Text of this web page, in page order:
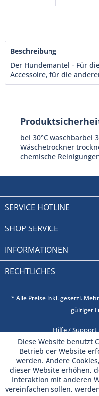
Beschreibung
Der Hundemantel - Für
Accessoire, für die
bei 30°C waschbarbei
Wäschetrockner
chemische
SERVICE HOTLINE
SHOP SERVICE
INFORMATIONEN
RECHTLICHES
* Alle Preise inkl. gesetzl.
gültiger
Hilfe / Support
Diese Website benutzt
Betrieb der Website
werden. Andere
dieser Website erhöhen,
Interaktion mit anderen
vereinfachen sollen,